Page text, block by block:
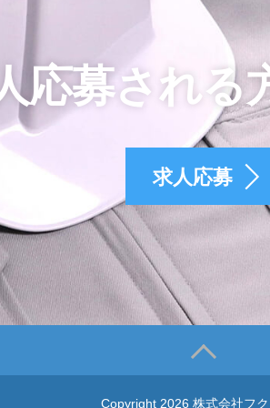
応募される
求人応募
Copyright 2026 株式会社フ